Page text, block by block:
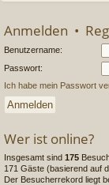
Anmelden •
Benutzername:
Passwort:
Ich habe mein Passwort
Wer ist online?
Insgesamt sind 175
171 Gäste (basierend auf
Der Besucherrekord liegt